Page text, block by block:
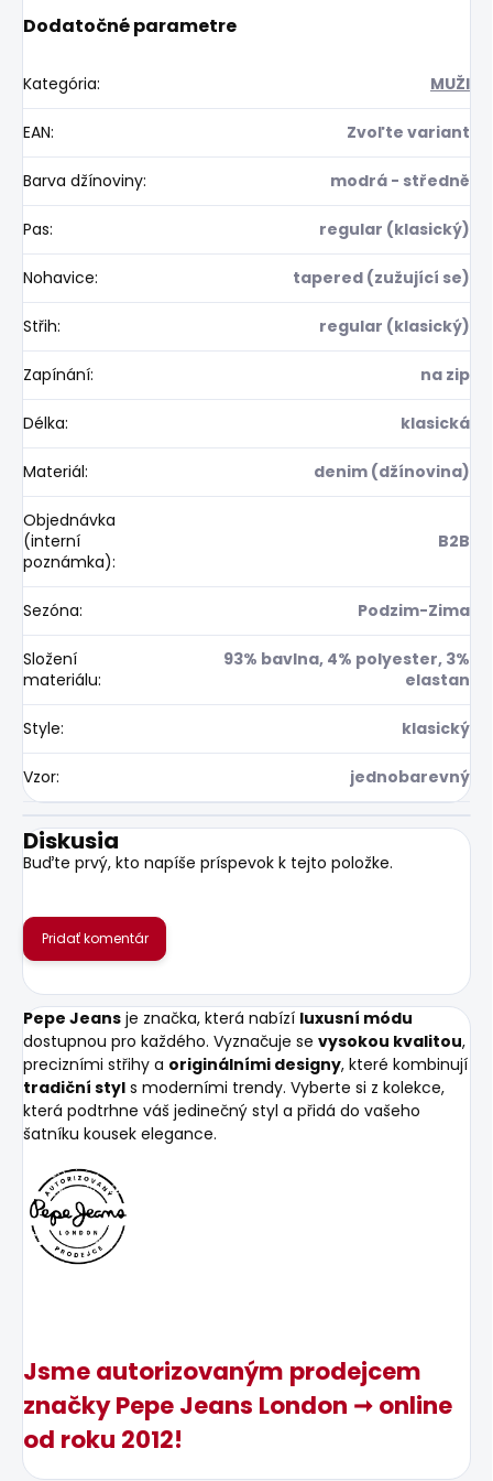
Dodatočné parametre
Kategória: MUŽI
EAN: Zvoľte variant
Barva džínoviny: modrá - středně
Pas: regular (klasický)
Nohavice: tapered (zužující se)
Střih: regular (klasický)
Zapínání: na zip
Délka: klasická
Materiál: denim (džínovina)
Objednávka
(interní
poznámka):
B2B
Sezóna: Podzim-Zima
Složení
materiálu:
93% bavlna, 4% polyester, 3%
elastan
Style: klasický
Vzor: jednobarevný
Diskusia
Buďte prvý, kto napíše príspevok k tejto položke.
Pridať komentár
Pepe Jeans je značka, která nabízí luxusní módu
dostupnou pro každého. Vyznačuje se vysokou kvalitou,
precizními střihy a originálními designy, které kombinují
tradiční styl s moderními trendy. Vyberte si z kolekce,
která podtrhne váš jedinečný styl a přidá do vašeho
šatníku kousek elegance.
Jsme autorizovaným prodejcem
značky Pepe Jeans London ➞ online
od roku 2012!